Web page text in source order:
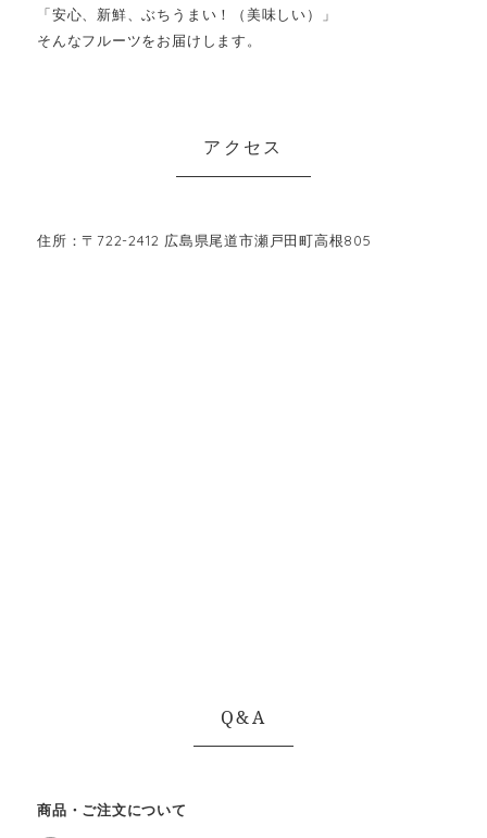
「安心、新鮮、ぶちうまい！（美味しい）」
そんなフルーツをお届けします。
アクセス
住所：〒722-2412 広島県尾道市瀬戸田町高根805
Q&A
商品・ご注文について